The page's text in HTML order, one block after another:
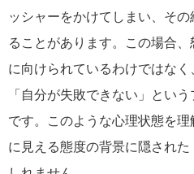
ッシャーをかけてしまい、そ
ることがあります。この場合
に向けられているわけではなく
「自分が失敗できない」とい
です。このような心理状態を
に見える態度の背景に隠され